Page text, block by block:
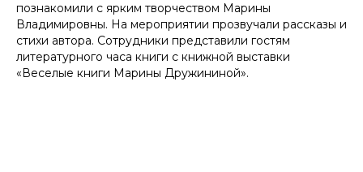
познакомили с ярким творчеством Марины
Владимировны. На мероприятии прозвучали рассказы и
стихи автора. Сотрудники представили гостям
литературного часа книги с книжной выставки
«Веселые книги Марины Дружининой».